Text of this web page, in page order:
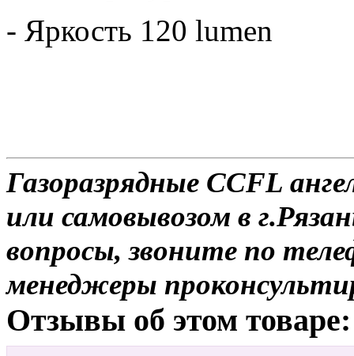
- Яркость 120 lumen
Газоразрядные CCFL
или самовывозом в
вопросы, звоните по
менеджеры
Отзывы об этом товаре: